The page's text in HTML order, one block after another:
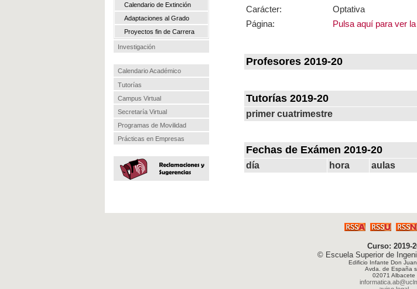
Calendario de Extinción
Adaptaciones al Grado
Proyectos fin de Carrera
Investigación
Calendario Académico
Tutorías
Campus Virtual
Secretaría Virtual
Programas de Movilidad
Prácticas en Empresas
Carácter:
Optativa
Página:
Pulsa aquí para ver
Profesores 2019-20
Tutorías 2019-20
primer cuatrimestre
Fechas de Exámen 2019-20
día hora aulas
Curso: 2019-
© Escuela Superior de
Edificio Infante Don
Avda. de España
02071 Albacete